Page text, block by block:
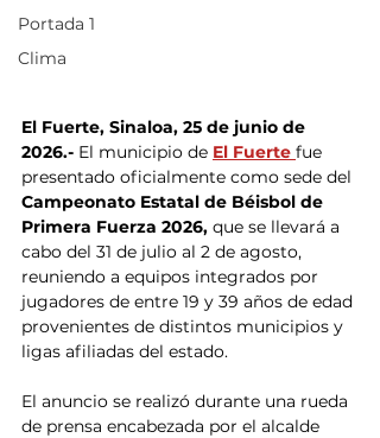
Portada 1
Clima
El Fuerte, Sinaloa, 25 de junio de
2026.- El municipio de El Fuerte fue
presentado oficialmente como sede del
Campeonato Estatal de Béisbol de
Primera Fuerza 2026, que se llevará a
cabo del 31 de julio al 2 de agosto,
reuniendo a equipos integrados por
jugadores de entre 19 y 39 años de edad
provenientes de distintos municipios y
ligas afiliadas del estado.
El anuncio se realizó durante una rueda
de prensa encabezada por el alcalde